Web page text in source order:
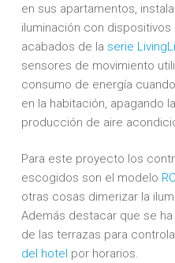
en sus apartamentos,
iluminación con
acabados de la serie
sensores de movimiento
consumo de energía
en la habitación, apagando
producción de aire
Para este proyecto los
escogidos son el modelo
otras cosas dimerizar la
Además destacar que se
de las terrazas para
del hotel por horarios.